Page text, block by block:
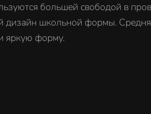
большей свободой в
дизайн школьной формы.
яркую форму.